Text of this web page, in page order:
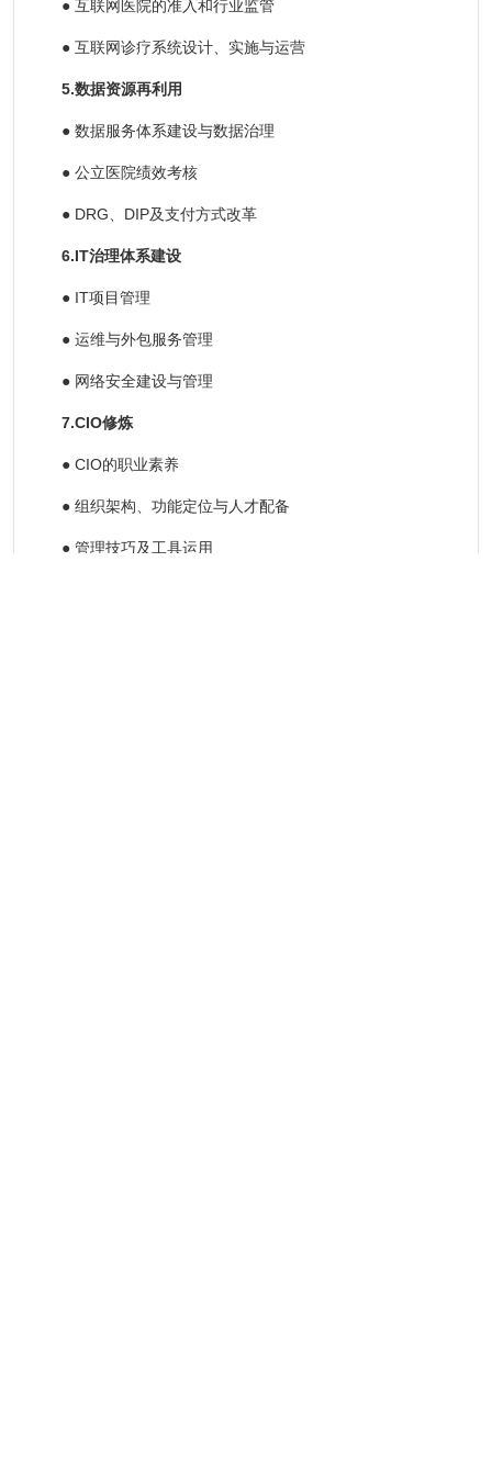
● 互联网医院的准入和行业监管
● 互联网诊疗系统设计、实施与运营
5.数据资源再利用
● 数据服务体系建设与数据治理
● 公立医院绩效考核
● DRG、DIP及支付方式改革
6.IT治理体系建设
● IT项目管理
● 运维与外包服务管理
● 网络安全建设与管理
7.CIO修炼
● CIO的职业素养
● 组织架构、功能定位与人才配备
● 管理技巧及工具运用